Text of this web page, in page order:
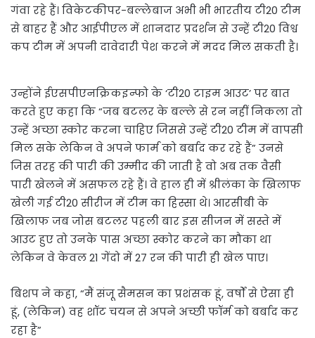
गंवा रहे हैं। विकेटकीपर-बल्लेबाज अभी भी भारतीय टी20 टीम
से बाहर हैं और आईपीएल में शानदार प्रदर्शन से उन्हें टी20 विश्व
कप टीम में अपनी दावेदारी पेश करने में मदद मिल सकती है।
उन्होंने ईएसपीएनक्रिकइन्फो के ‘टी20 टाइम आउट’ पर बात
करते हुए कहा कि “जब बटलर के बल्ले से रन नहीं निकला तो
उन्हें अच्छा स्कोर करना चाहिए जिससे उन्हें टी20 टीम में वापसी
मिल सके लेकिन वे अपने फार्म को बर्बाद कर रहे हैं” उनसे
जिस तरह की पारी की उम्मीद की जाती है वो अब तक वैसी
पारी खेलने में असफल रहे हैं। वे हाल ही में श्रीलंका के खिलाफ
खेली गई टी20 सीरीज में टीम का हिस्सा थे। आरसीबी के
खिलाफ जब जोस बटलर पहली बार इस सीजन में सस्ते में
आउट हुए तो उनके पास अच्छा स्कोर करने का मौका था
लेकिन वे केवल 21 गेंदो में 27 रन की पारी ही खेल पाए।
बिशप ने कहा, “मैं संजू सैमसन का प्रशंसक हूं, वर्षों से ऐसा ही
हूं, (लेकिन) वह शॉट चयन से अपने अच्छी फॉर्म को बर्बाद कर
रहा है”